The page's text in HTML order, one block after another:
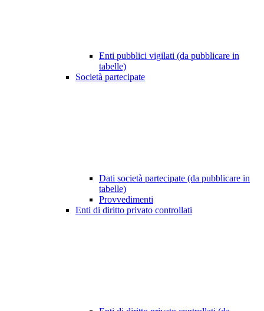
Enti pubblici vigilati (da pubblicare in
tabelle)
Società partecipate
Dati società partecipate (da pubblicare in
tabelle)
Provvedimenti
Enti di diritto privato controllati